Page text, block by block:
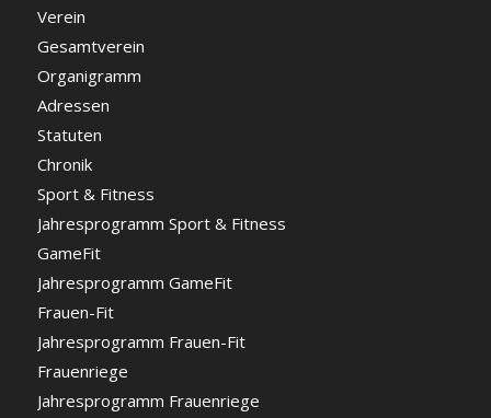
Verein
Gesamtverein
Organigramm
Adressen
Statuten
Chronik
Sport & Fitness
Jahresprogramm Sport & Fitness
GameFit
Jahresprogramm GameFit
Frauen-Fit
Jahresprogramm Frauen-Fit
Frauenriege
Jahresprogramm Frauenriege